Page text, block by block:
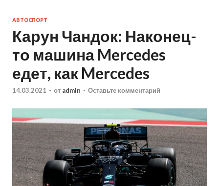
АВТОСПОРТ
Карун Чандок: Наконец-
то машина Mercedes
едет, как Mercedes
14.03.2021 - от admin - Оставьте комментарий